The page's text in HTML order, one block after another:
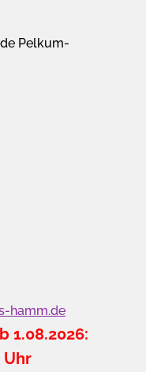
Pelkum-
hamm.de
1.08.2026:
Uhr